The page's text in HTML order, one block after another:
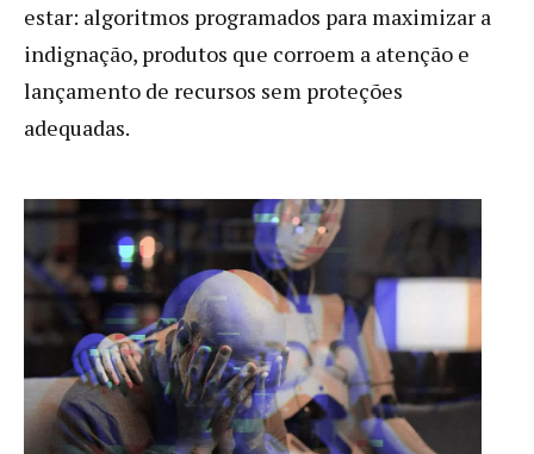
estar: algoritmos programados para maximizar a
indignação, produtos que corroem a atenção e
lançamento de recursos sem proteções
adequadas.